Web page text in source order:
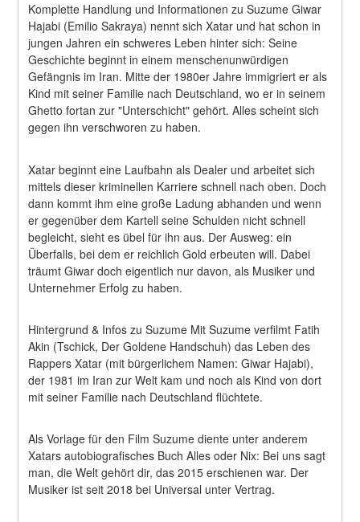
Komplette Handlung und Informationen zu Suzume Giwar
Hajabi (Emilio Sakraya) nennt sich Xatar und hat schon in
jungen Jahren ein schweres Leben hinter sich: Seine
Geschichte beginnt in einem menschenunwürdigen
Gefängnis im Iran. Mitte der 1980er Jahre immigriert er als
Kind mit seiner Familie nach Deutschland, wo er in seinem
Ghetto fortan zur "Unterschicht" gehört. Alles scheint sich
gegen ihn verschworen zu haben.
Xatar beginnt eine Laufbahn als Dealer und arbeitet sich
mittels dieser kriminellen Karriere schnell nach oben. Doch
dann kommt ihm eine große Ladung abhanden und wenn
er gegenüber dem Kartell seine Schulden nicht schnell
begleicht, sieht es übel für ihn aus. Der Ausweg: ein
Überfalls, bei dem er reichlich Gold erbeuten will. Dabei
träumt Giwar doch eigentlich nur davon, als Musiker und
Unternehmer Erfolg zu haben.
Hintergrund & Infos zu Suzume Mit Suzume verfilmt Fatih
Akin (Tschick, Der Goldene Handschuh) das Leben des
Rappers Xatar (mit bürgerlichem Namen: Giwar Hajabi),
der 1981 im Iran zur Welt kam und noch als Kind von dort
mit seiner Familie nach Deutschland flüchtete.
Als Vorlage für den Film Suzume diente unter anderem
Xatars autobiografisches Buch Alles oder Nix: Bei uns sagt
man, die Welt gehört dir, das 2015 erschienen war. Der
Musiker ist seit 2018 bei Universal unter Vertrag.